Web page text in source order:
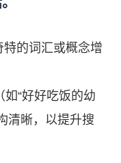
的词汇或概念增
如“好好吃饭的幼
清晰，以提升搜